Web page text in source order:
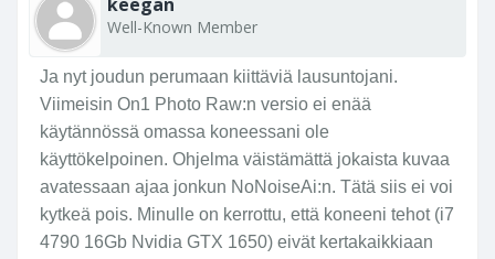
Well-Known Member
Ja nyt joudun perumaan kiittäviä lausuntojani.
Viimeisin On1 Photo Raw:n versio ei enää
käytännössä omassa koneessani ole
käyttökelpoinen. Ohjelma väistämättä jokaista kuvaa
avatessaan ajaa jonkun NoNoiseAi:n. Tätä siis ei voi
kytkeä pois. Minulle on kerrottu, että koneeni tehot (i7
4790 16Gb Nvidia GTX 1650) eivät kertakaikkiaan